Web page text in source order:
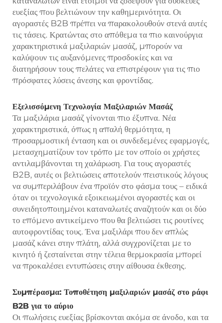
ευεξίας που βελτιώνουν την καθημερινότητα. Οι
αγοραστές B2B πρέπει να παρακολουθούν στενά αυτές
τις τάσεις. Κρατώντας στο απόθεμα τα πιο καινούργια
χαρακτηριστικά μαξιλαριών μασάζ, μπορούν να
καλύψουν τις αυξανόμενες προσδοκίες και να
διατηρήσουν τους πελάτες να επιστρέφουν για τις πιο
πρόσφατες λύσεις άνεσης και φροντίδας.
Εξελισσόμενη Τεχνολογία Μαξιλαριών Μασάζ
Τα μαξιλάρια μασάζ γίνονται πιο έξυπνα. Νέα
χαρακτηριστικά, όπως η απαλή θερμότητα, η
προσαρμοστική ένταση και οι συνδεδεμένες εφαρμογές,
μετασχηματίζουν τον τρόπο με τον οποίο οι χρήστες
αντιλαμβάνονται τη χαλάρωση. Για τους αγοραστές
B2B, αυτές οι βελτιώσεις αποτελούν πειστικούς λόγους
να συμπεριλάβουν ένα προϊόν στο φάσμα τους – ειδικά
όταν οι τεχνολογικά εξοικειωμένοι αγοραστές και οι
συνειδητοποιημένοι καταναλωτές αναζητούν και οι δύο
το επόμενο αντικείμενο που θα βελτιώσει τις ρουτίνες
αυτοφροντίδας τους. Ένα μαξιλάρι που δεν απλώς
μασάζ κάνει στην πλάτη, αλλά συγχρονίζεται με το
κινητό ή ζεσταίνεται στην τέλεια θερμοκρασία μπορεί
να προκαλέσει εντυπώσεις στην αίθουσα έκθεσης.
Συμπέρασμα: Τοποθέτηση μαξιλαριών μασάζ στο ράφι
B2B για το αύριο
Οι πωλήσεις ευεξίας βρίσκονται ακόμα σε άνοδο, και τα